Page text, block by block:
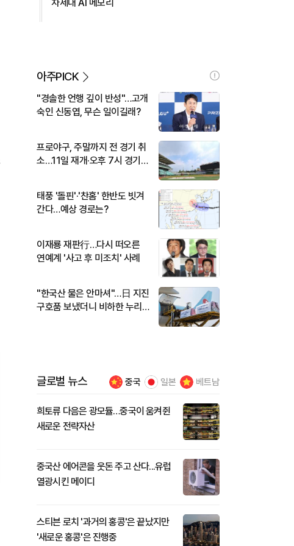
차세대 AI 메모리
아주PICK
"경솔한 언행 깊이 반성"…고개
숙인 신동엽, 무슨 일이길래?
프로야구, 주말까지 전 경기 취
소…11일 재개·오후 7시 경기
태풍 '돌핀'·'찬홈' 한반도 빗겨
간다…예상 경로는?
이재룡 재판行…다시 떠오른
연예계 '사고 후 미조치' 사례
"한국산 물은 안마셔"…日 지진
구호품 보냈더니 비하한 누리
글로벌 뉴스 중국 일본 베트남
희토류 다음은 광모듈…중국이 움켜쥔
새로운 전략자산
중국산 에어콘을 웃돈 주고 산다...유럽
열광시킨 메이디
스티븐 로치 '과거의 홍콩'은 끝났지만
'새로운 홍콩'은 진행중